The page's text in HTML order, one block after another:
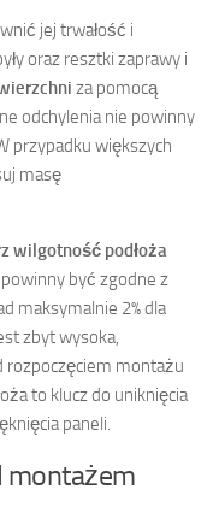
jej trwałość i
oraz resztki zaprawy i
za pomocą
odchylenia nie powinny
przypadku większych
masę
wilgotność podłoża
być zgodne z
maksymalnie 2% dla
zbyt wysoka,
rozpoczęciem montażu
to klucz do uniknięcia
paneli.
montażem